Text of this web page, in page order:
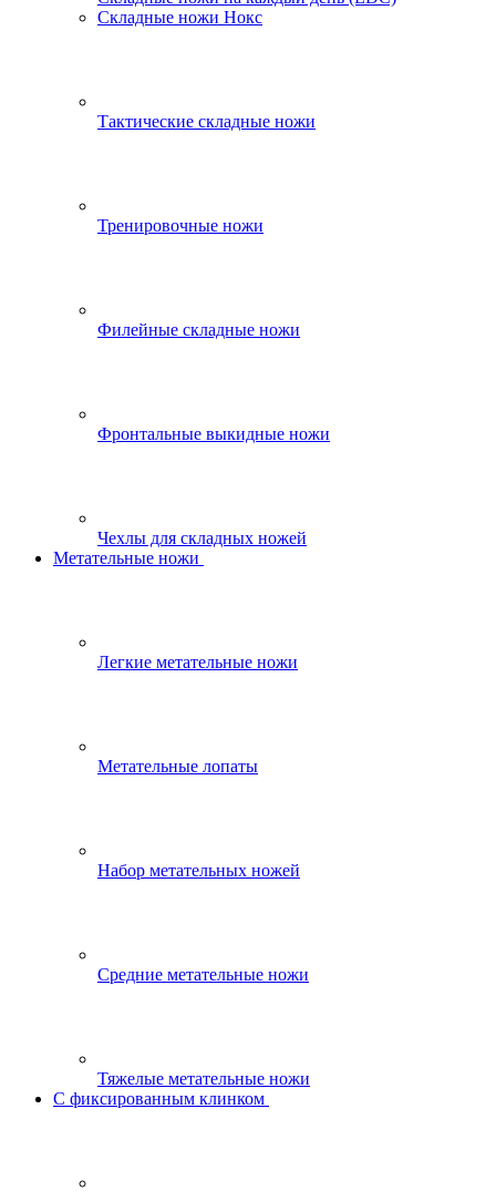
Складные ножи Нокс
Тактические складные ножи
Тренировочные ножи
Филейные складные ножи
Фронтальные выкидные ножи
Чехлы для складных ножей
Метательные ножи
Легкие метательные ножи
Метательные лопаты
Набор метательных ножей
Средние метательные ножи
Тяжелые метательные ножи
С фиксированным клинком